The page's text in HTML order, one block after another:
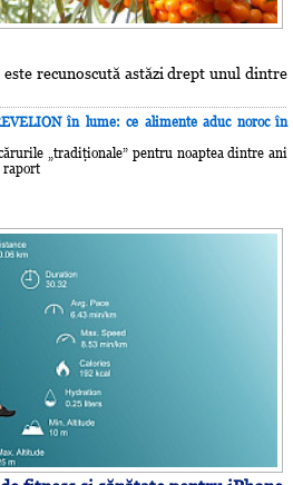
recunoscută astăzi drept unul dintre
în lume: ce alimente aduc noroc în
„tradiţionale” pentru noaptea dintre ani
raport